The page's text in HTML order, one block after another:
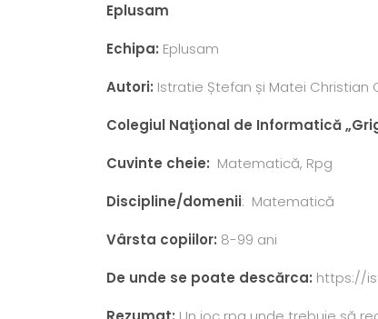
Eplusam
Echipa: Eplusam
Autori: Istratie Ștefan și Matei Christian
Colegiul Naţional de Informatică
Cuvinte cheie: Matematică, Rpg
Discipline/domenii: Matematică
Vârsta copiilor: 8-99 ani
De unde se poate descărca: https://